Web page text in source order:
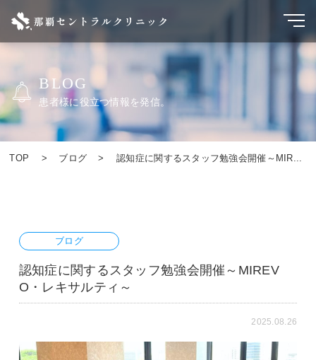
BLOG
患者様に役立つ情報を発信。
TOP ブログ 認知症に関するスタッフ勉強会開催～MIR...
認知症に関するスタッフ勉強会開催～MIREV
O・レキサルティ～
ブログ
2025.08.26